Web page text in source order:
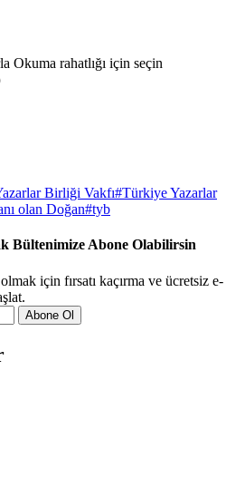
Okuma rahatlığı için seçin
Birliği Vakfı#Türkiye Yazarlar
olan Doğan#tyb
Bültenimize Abone Olabilirsin
için fırsatı kaçırma ve ücretsiz e-
Abone Ol